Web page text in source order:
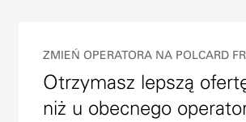
ZMIEŃ OPERATORA NA POLCARD
Otrzymasz lepszą
niż u obecnego